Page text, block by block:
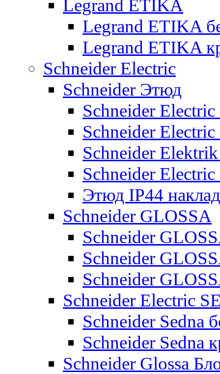
Legrand ETIKA
Legrand ETIKA
Legrand ETIKA
Schneider Electric
Schneider Этюд
Schneider
Schneider
Schneider
Schneider
Этюд IP44
Schneider GLOSSA
Schneider
Schneider
Schneider
Schneider Electric
Schneider Sedna
Schneider Sedna
Schneider Glossa